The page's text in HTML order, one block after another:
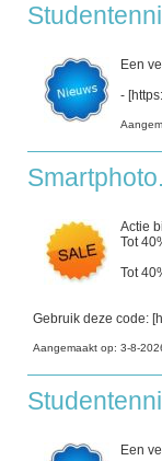
Een
-
Actie
Tot
Tot
Gebruik deze code:
Aangemaakt op: 3-8-
Een